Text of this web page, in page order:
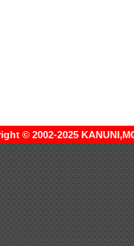
© 2002-2025